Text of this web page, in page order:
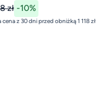
zł -10%
najniższa cena z 30 dni przed obniżką 1 118 zł